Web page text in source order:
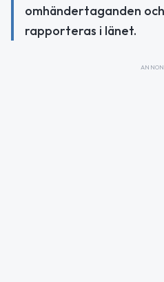
omhändertaganden
rapporteras i länet.